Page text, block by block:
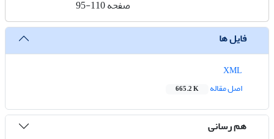
صفحه95-110
فایل ها
اصل مقاله
665.2 K
هم رسانی